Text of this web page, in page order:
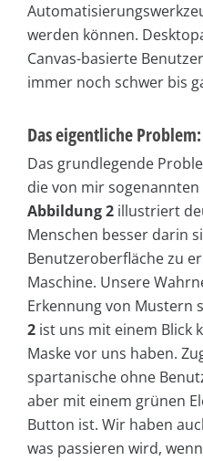
werden können.
Canvas-basierte
immer noch schwer bis
Das eigentliche
Das grundlegende
die von mir
Abbildung 2 illustriert
Menschen besser darin
Benutzeroberfläche zu
Maschine. Unsere
Erkennung von Mustern
2 ist uns mit einem Blick
Maske vor uns haben.
spartanische ohne
aber mit einem grünen
Button ist. Wir haben
was passieren wird,